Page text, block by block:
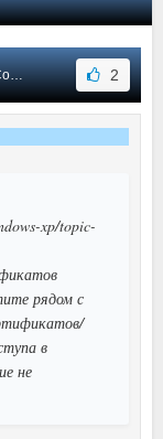
2
xp/topic-
рядом с
в
не